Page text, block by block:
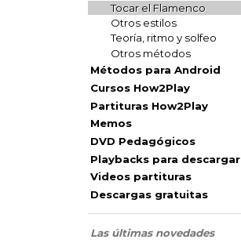
Tocar el Flamenco
Otros estilos
Teoría, ritmo y solfeo
Otros métodos
Métodos para Android
Cursos How2Play
Partituras How2Play
Memos
DVD Pedagógicos
Playbacks para descargar
Videos partituras
Descargas gratuitas
Las últimas novedades